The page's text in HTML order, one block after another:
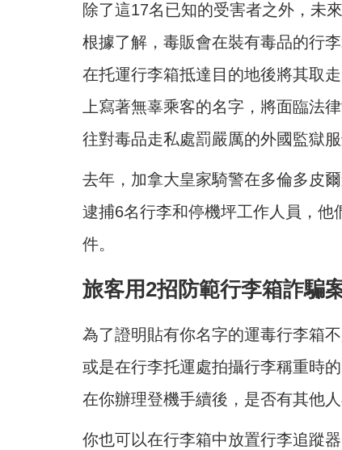
除了這17名已知的受害者之外，未
根據了解，毒販會在裝有毒品的行
在托運行李箱抵達目的地後將其取
上寫著無辜乘客的名字，將面臨法
往對毒品走私處罰嚴厲的外國監獄服
去年，加拿大皇家騎警在多倫多皮
逮捕6名行李和停機坪工作人員，
件。
旅客用2招防範行李箱詐騙
為了證明貼有你名字的運毒行李箱
或是在行李托運處拍攝行李稱重時
在你辦理登機手續後，是否有其他
你也可以在行李箱中放置行李追蹤